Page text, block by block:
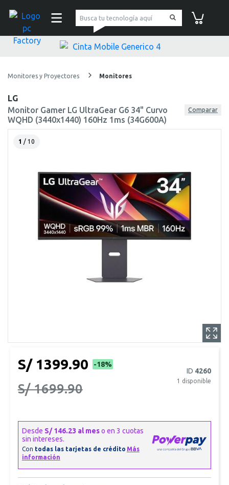
pc Factory
Monitores y Proyectores Monitores
LG
Monitor Gamer LG UltraGear G6 34" Curvo
WQHD (3440x1440) 160Hz 1ms (34G600A)
Comparar
1 / 10
S/ 1399.90 -18%
S/ 1699.90
ID 4260
1 disponible